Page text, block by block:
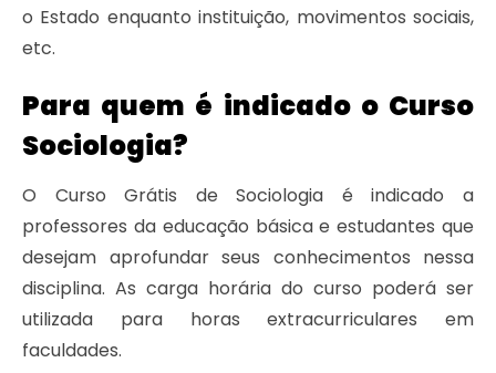
o Estado enquanto instituição, movimentos sociais,
etc.
Para quem é indicado o Curso
Sociologia?
O Curso Grátis de Sociologia é indicado a
professores da educação básica e estudantes que
desejam aprofundar seus conhecimentos nessa
disciplina. As carga horária do curso poderá ser
utilizada para horas extracurriculares em
faculdades.